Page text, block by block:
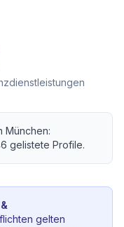
München:
gelistete Profile.
gelten